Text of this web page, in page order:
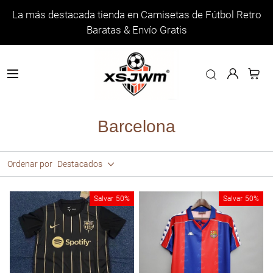
La más destacada tienda en Camisetas de Fútbol Retro
Baratas & Envío Gratis
Barcelona
Ordenar por Destacados
Salvar 50% Salvar 50%